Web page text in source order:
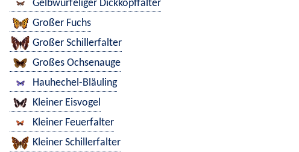
Gelbwürfeliger Dickkopffalter
Großer Fuchs
Großer Schillerfalter
Großes Ochsenauge
Hauhechel-Bläuling
Kleiner Eisvogel
Kleiner Feuerfalter
Kleiner Schillerfalter